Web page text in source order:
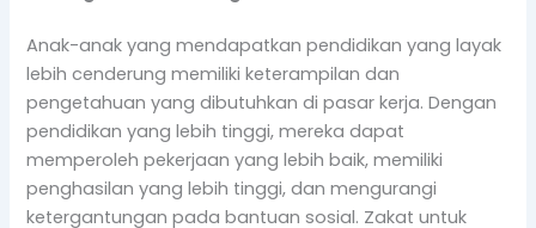
Anak-anak yang mendapatkan pendidikan yang layak
lebih cenderung memiliki keterampilan dan
pengetahuan yang dibutuhkan di pasar kerja. Dengan
pendidikan yang lebih tinggi, mereka dapat
memperoleh pekerjaan yang lebih baik, memiliki
penghasilan yang lebih tinggi, dan mengurangi
ketergantungan pada bantuan sosial. Zakat untuk